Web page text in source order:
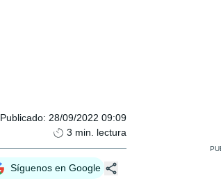
Publicado: 28/09/2022 09:09
3 min. lectura
Síguenos en Google